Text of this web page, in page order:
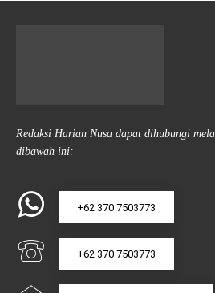
Redaksi Harian Nusa dapat dihubungi
dibawah ini:
+62 370 7503773
+62 370 7503773